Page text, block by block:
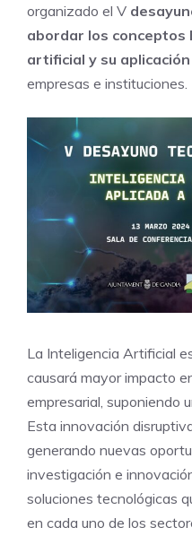
organizado el V
abordar los conceptos
artificial y su aplicación
empresas e instituciones.
La Inteligencia Artificial
causará mayor impacto
empresarial, suponiendo
Esta innovación
generando nuevas
investigación e
soluciones tecnológicas
en cada uno de los